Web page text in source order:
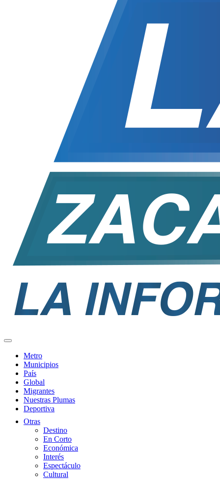
Metro
Municipios
País
Global
Migrantes
Nuestras Plumas
Deportiva
Otras
Destino
En Corto
Económica
Interés
Espectáculo
Cultural